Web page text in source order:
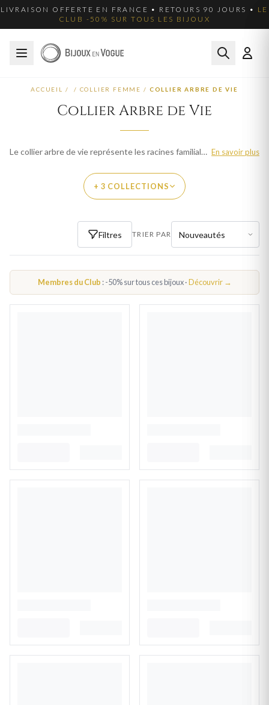
LIVRAISON OFFERTE EN FRANCE • RETOURS 90 JOURS • LE
CLUB -50% SUR TOUS LES BIJOUX
ACCUEIL / / COLLIER FEMME / COLLIER ARBRE DE VIE
Collier Arbre de Vie
Le collier arbre de vie représente les racines familiales et l'épanouissement. Un cadeau profondément symbolique. Livraison offerte en France. En savoir plus
+ 3 COLLECTIONS
PAR THÈME
PENDENTIF ARBRE DE VIE
BOUCLES D'OREILLES ARBRE DE VIE
Filtres TRIER PAR
Membres du Club : -50% sur tous ces bijoux ·Découvrir →